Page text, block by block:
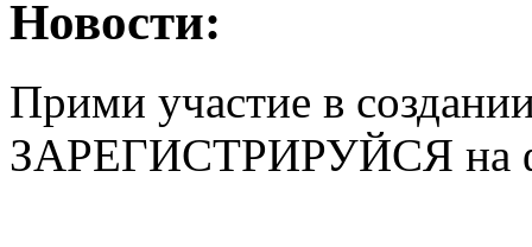
Новости:
Прими участие в
ЗАРЕГИСТРИРУЙСЯ на